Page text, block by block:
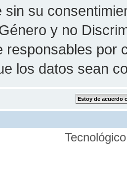
sin su
y no
responsables por
los datos sean